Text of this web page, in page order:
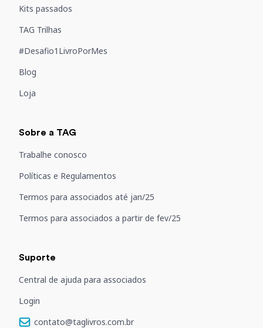
Kits passados
TAG Trilhas
#Desafio1LivroPorMes
Blog
Loja
Sobre a TAG
Trabalhe conosco
Políticas e Regulamentos
Termos para associados até jan/25
Termos para associados a partir de fev/25
Suporte
Central de ajuda para associados
Login
contato@taglivros.com.br